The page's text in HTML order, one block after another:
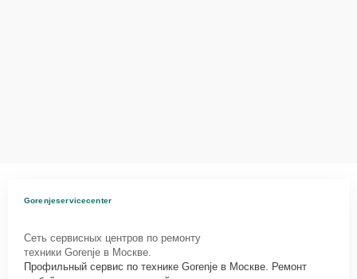
Gorenjeservicecenter
Сеть сервисных центров по ремонту
техники Gorenje в Москве.
Профильный сервис по технике Gorenje в Москве. Ремонт